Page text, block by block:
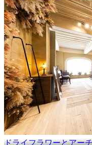
ドライフラワーとアー